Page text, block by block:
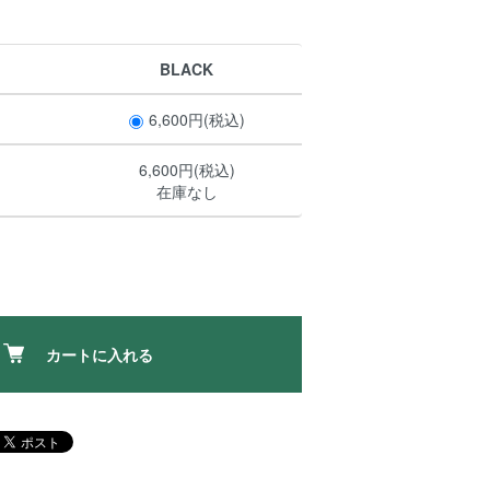
BLACK
6,600円(税込)
6,600円(税込)
在庫なし
カートに入れる